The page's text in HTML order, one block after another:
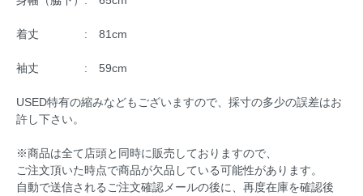
着丈 : 81cm
袖丈 : 59cm
USED特有の縮みなどもございますので、採寸の多少の誤差はお
許し下さい。
※商品は全て店頭と同時に販売しておりますので、
ご注文頂いた時点で商品が欠品している可能性があります。
自動で送信されるご注文確認メールの後に、再度在庫を確認後